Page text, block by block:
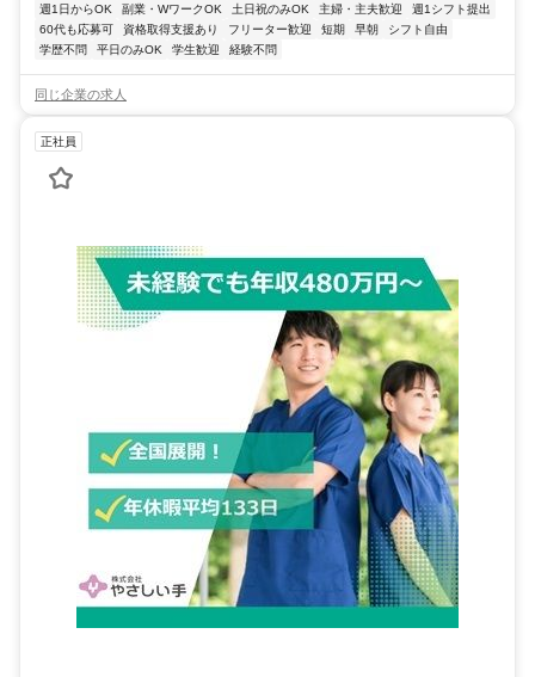
週1日からOK
副業・WワークOK 土日祝のみOK 主婦・主夫歓迎
週1シフト提出
60代も応募可
資格取得支援あり フリーター歓迎 短期 早朝
シフト自由
学歴不問
平日のみOK 学生歓迎 経験不問
同じ企業の求人
正社員